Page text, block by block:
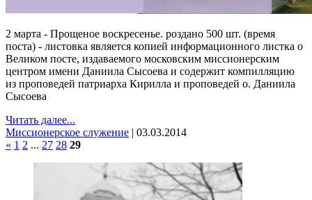
2 марта - Прощеное воскресенье. роздано 500 шт. (время
поста) - листовка является копией информационного листка о
Великом посте, издаваемого московским миссионерским
центром имени Даниила Сысоева и содержит компилляцию
из проповедей патриарха Кирилла и проповедей о. Даниила
Сысоева
Читать далее...
Миссионерское служение | 03.03.2014
« 1 2 ... 27 28 29